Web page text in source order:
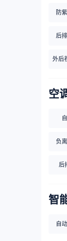
防
后
外后
空
负
后
智
自